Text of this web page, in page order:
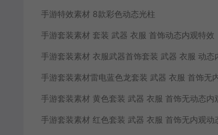
手游特效素材 8款彩色动态光柱
手游套装素材 套装 武器 衣服 首饰动态内观特效